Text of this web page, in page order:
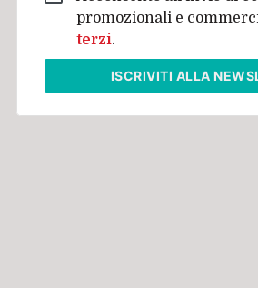
promozionali e
terzi.
ISCRIVITI ALLA